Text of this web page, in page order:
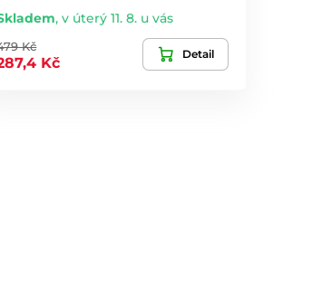
,v úterý 11. 8. u vás
Kč
Kč
Detail